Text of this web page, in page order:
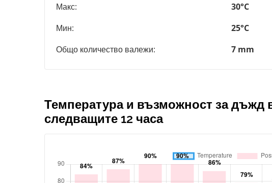
Макс:
30°C
Мин:
25°C
Общо количество валежи:
7 mm
Температура и възможност за дъжд
следващите 12 часа